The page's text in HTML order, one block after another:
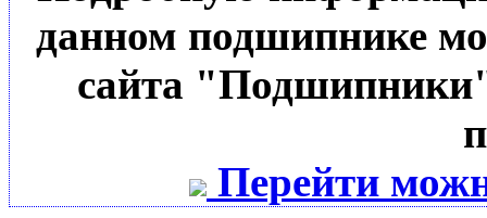
данном подшипнике
сайта
Перейти